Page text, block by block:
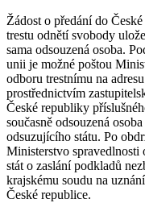
Žádost o předání do
trestu odnětí svobody
sama odsouzená osoba.
unii je možné poštou
odboru trestnímu na
prostřednictvím
České republiky
současně odsouzená
odsuzujícího státu. Po
Ministerstvo spravedlnosti
stát o zaslání podkladů
krajskému soudu na
České republice.